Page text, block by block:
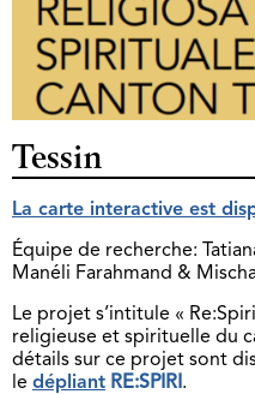
Tessin
La carte interactive est
Équipe de recherche:
Manéli Farahmand &
Le projet s’intitule «
religieuse et spirituelle du
détails sur ce projet sont
le dépliant RE:SPIRI .